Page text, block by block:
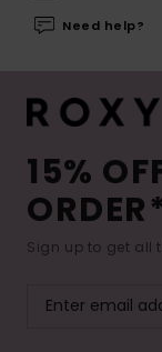
Need help?
15%
ORDER*
Sign up to get all